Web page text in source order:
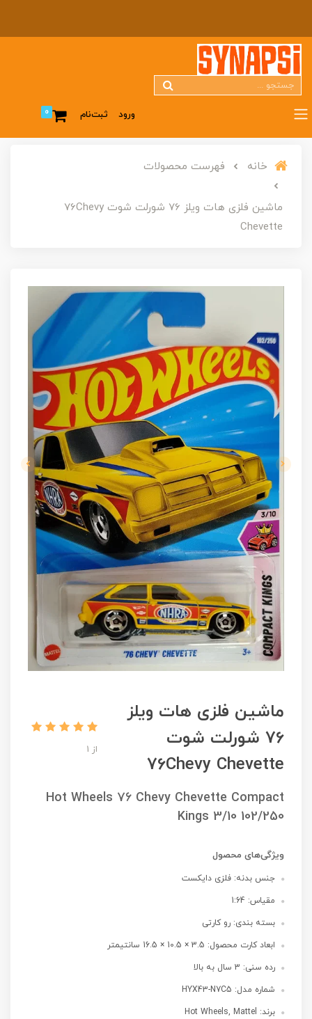
ورود ثبت‌نام 0
خانه فهرست محصولات
ماشین فلزی هات ویلز 76 شورلت شوت 76Chevy
Chevette
ماشین فلزی هات ویلز
76 شورلت شوت
76Chevy Chevette
از 1
Hot Wheels 76 Chevy Chevette Compact
Kings 3/10 102/250
ویژگی‌های محصول
جنس بدنه: فلزی دایکست
مقیاس: 1:64
بسته بندی: رو کارتی
ابعاد کارت محصول: 3.5 × 10.5 × 16.5 سانتیمتر
رده سنی: 3 سال به بالا
شماره مدل: HYX43-N7C5
برند: Hot Wheels, Mattel